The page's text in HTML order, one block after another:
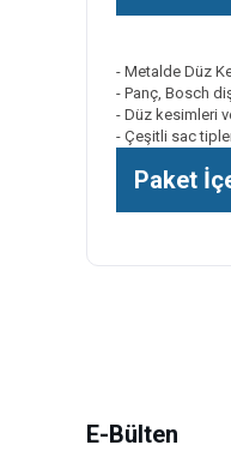
- Metalde Düz
- Panç, Bosch
- Düz kesimleri
- Çeşitli sac
Paket
Bu ürünün fiyat
E-Bülten